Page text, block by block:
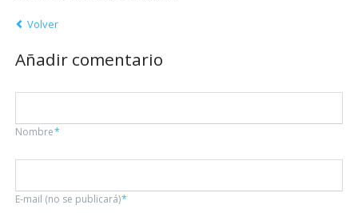
Volver
Añadir comentario
Campo
Nombre*
Campo
E-mail (no se publicará)*